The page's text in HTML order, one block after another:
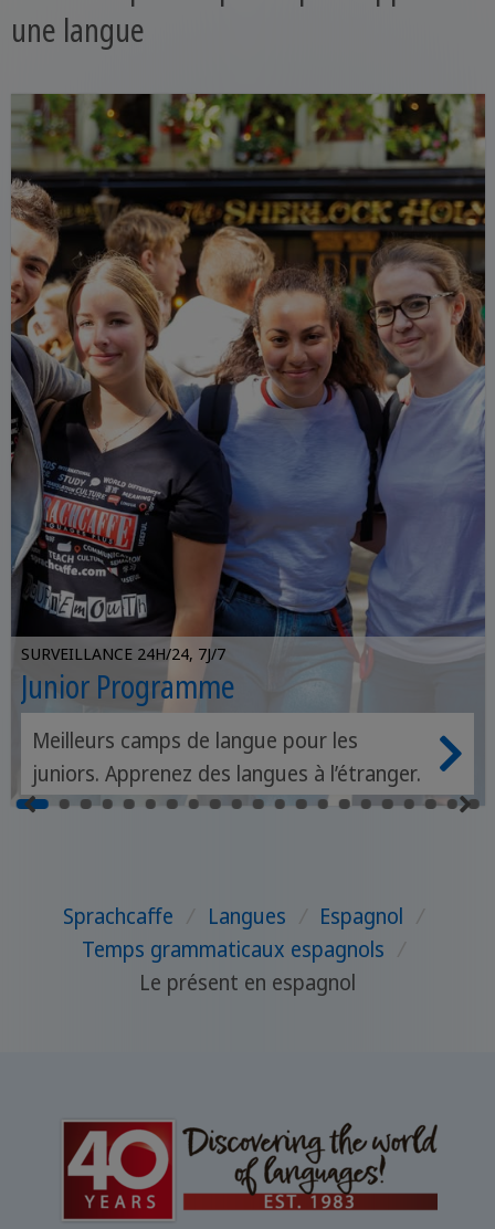
une langue
SURVEILLANCE 24H/24, 7J/7
Junior Programme
Meilleurs camps de langue pour les
juniors. Apprenez des langues à l’étranger.
Sprachcaffe Langues Espagnol
Temps grammaticaux espagnols
Le présent en espagnol